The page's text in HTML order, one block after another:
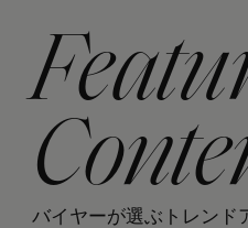
POP UPがスタート
バイヤーが選ぶトレンド